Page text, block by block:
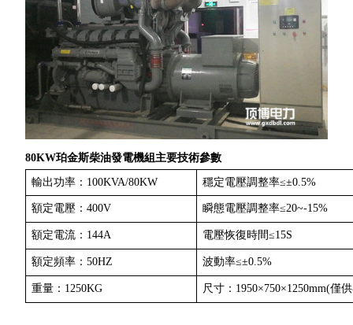
80KW珀金斯柴油發電機組主要技術參數
輸出功率：100KVA/80KW 穩定電壓調整率≤±0.5%
額定電壓：400V 瞬態電壓調整率≤20~-15%
額定電流：144A 電壓恢復時間≤15S
額定頻率：50HZ 波動率≤±0.5%
重量：1250KG 尺寸：1950×750×1250mm(僅